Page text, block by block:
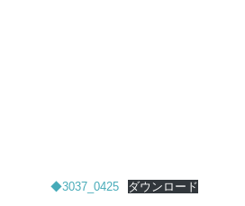
◆3037_0425 ダウンロード